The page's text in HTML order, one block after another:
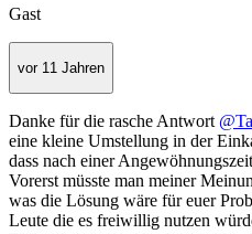
Gast
vor 11 Jahren
Danke für die rasche Antwort
eine kleine Umstellung in der
dass nach einer
Vorerst müsste man meiner
was die Lösung wäre für euer
Leute die es freiwillig nutzen